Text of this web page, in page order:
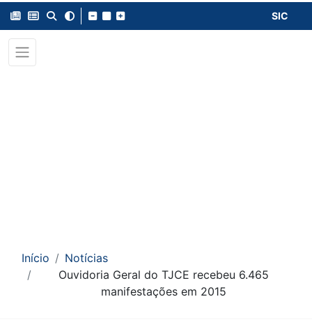
SIC
Início
Notícias
Ouvidoria Geral do TJCE recebeu 6.465
manifestações em 2015